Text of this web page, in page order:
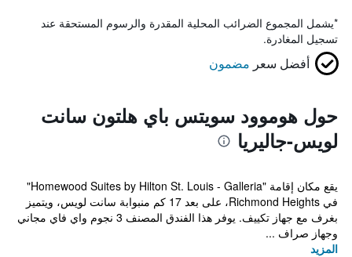
*يشمل المجموع الضرائب المحلية المقدرة والرسوم المستحقة عند
تسجيل المغادرة.
أفضل سعر مضمون
حول هوموود سويتس باي هلتون سانت
لويس-جاليريا
يقع مكان إقامة "Homewood Suites by Hilton St. Louis - Galleria"
في Richmond Heights، على بعد 17 كم منبوابة سانت لويس، ويتميز
بغرف مع جهاز تكييف. يوفر هذا الفندق المصنف 3 نجوم واي فاي مجاني
وجهاز صراف ...
المزيد